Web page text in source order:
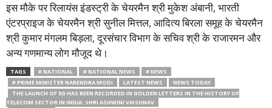
इस मौके पर रिलायंस इंडस्ट्री के चेयरमैन श्री मुकेश अंबानी, भारती
एंटरप्राइज के चेयरमैन श्री सुनील मित्तल, आदित्य बिरला समूह के चेयरमैन
श्री कुमार मंगलम बिड़ला, दूरसंचार विभाग के सचिव श्री के राजारमन और
अन्य गणमान्य लोग मौजूद थे।
TAGS # NATIONAL # NATIONAL NEWS
# NEWS
# PRIME MINISTER NARENDRA MODI
LATEST NEWS
NEWS TODAY
THE LAUNCH OF 5G HAS BEEN RECORDED IN GOLDEN LETTERS IN THE HISTORY OF
TELECOM SECTOR IN INDIA: SHRI ASHWINI VAISHNAV